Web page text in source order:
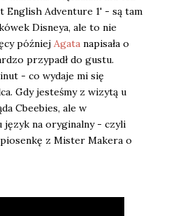
English Adventure 1' - są tam
Disneya, ale to nie
później Agata napisała o
przypadł do gustu.
- co wydaje mi się
Gdy jesteśmy z wizytą u
Cbeebies, ale w
język na oryginalny - czyli
z Mister Makera o